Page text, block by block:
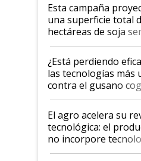
Esta campaña
una superficie total
hectáreas de soja
con una nueva
variedades que
salto tecnológico en
rendimiento
¿Está perdiendo
las tecnologías más
contra el gusano
desafío de una
El agro acelera su
tecnológica: el
no incorpore
perder el tren"